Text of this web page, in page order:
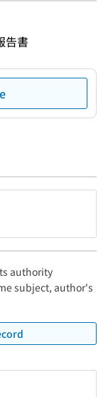
告書
authority
subject, author's